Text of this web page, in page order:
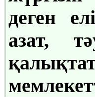
деген
азат,